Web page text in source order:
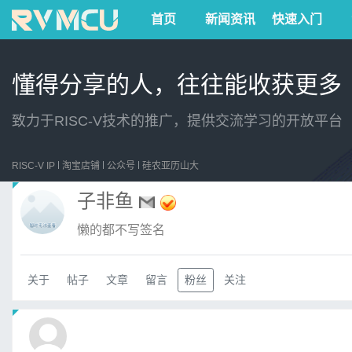
首页 新闻资讯 快速入门
懂得分享的人，往往能收获更多
致力于RISC-V技术的推广，提供交流学习的开放平台
RISC-V IP 淘宝店铺 公众号 硅农亚历山大
子非鱼
懒的都不写签名
关于 帖子 文章 留言 粉丝 关注